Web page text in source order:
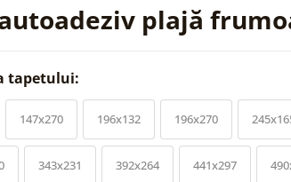
plajă
tapetului:
147x270 196x132 196x270
343x231 392x264 441x297